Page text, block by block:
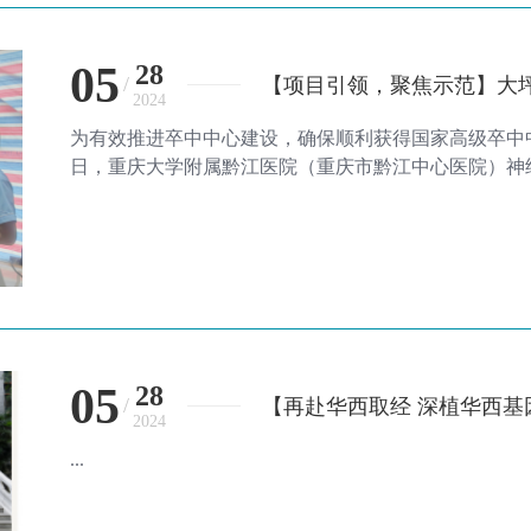
05 / 28
2024
【项目引领，聚焦示范】
为有效推进卒中中心建设，确保顺利获得国家高级卒
日，重庆大学附属黔江医院（重庆市黔江中心医院）
05 / 28
2024
【再赴华西取经 深植华西
...